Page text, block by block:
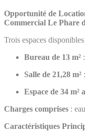
Opportunité de
Commercial Le Phare
Trois espaces
Bureau de 13 m²
Salle de 21,28 m²
Espace de 34
Charges comprises :
Caractéristiques